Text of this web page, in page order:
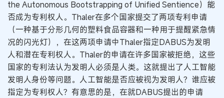
the Autonomous Bootstrapping of Unified Sentience）能
否成为专利权人。Thaler在多个国家提交了两项专利申请
（一种基于分形几何的塑料食品容器和一种用于提醒紧急情
况的闪光灯），在这两项申请中Thaler指定DABUS为发明
人和潜在专利权人。Thaler的申请在许多国家被拒绝，这些
国家的专利法认为发明人必须是人类。这就提出了人工智能
发明人身份等问题。人工智能是否应被视为发明人？谁应被
指定为专利权人？有意思的是，在就DABUS提出的申请